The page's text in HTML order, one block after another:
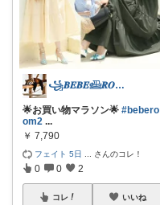
꧁𝑩𝑬𝑩𝑬𓊝𝑹𝑶𝑶𝑴꧂
🌟お買い物マラソン🌟 #bebero
om2 ...
￥ 7,790
フェイト 5日 さんのコレ！
0 0 2
コレ いいね